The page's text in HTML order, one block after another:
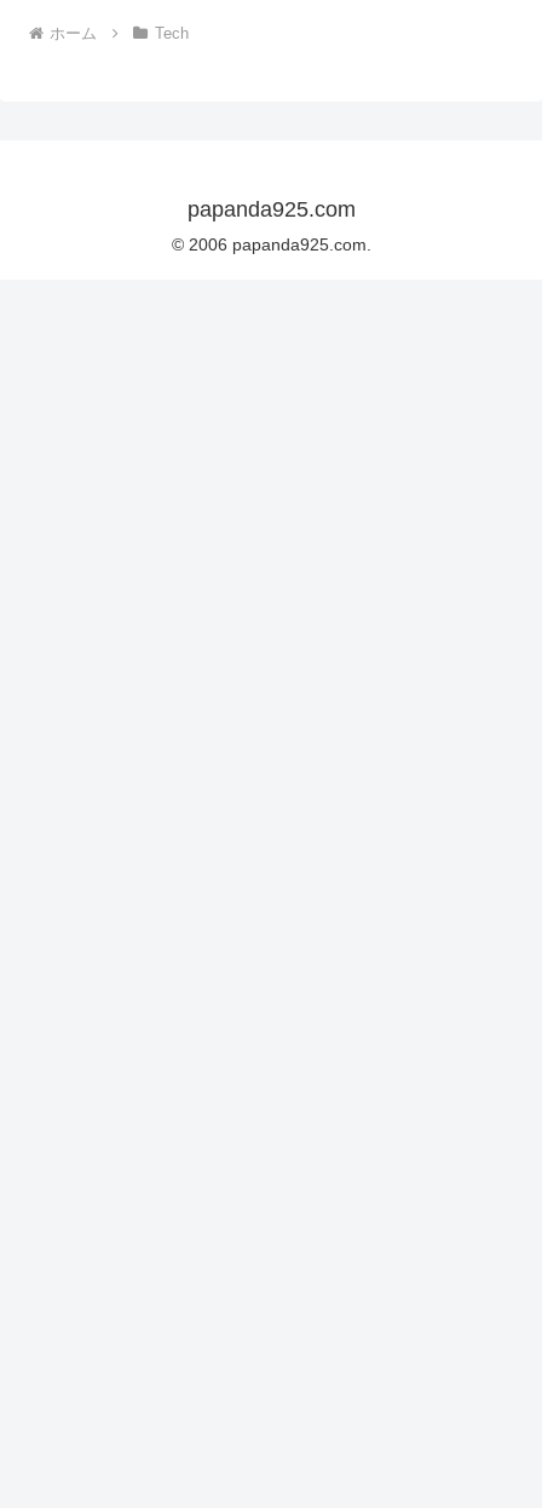
ホーム Tech
papanda925.com
© 2006 papanda925.com.